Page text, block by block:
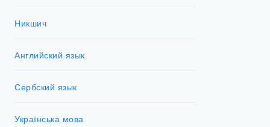
Никшич
Английский язык
Сербский язык
Українська мова